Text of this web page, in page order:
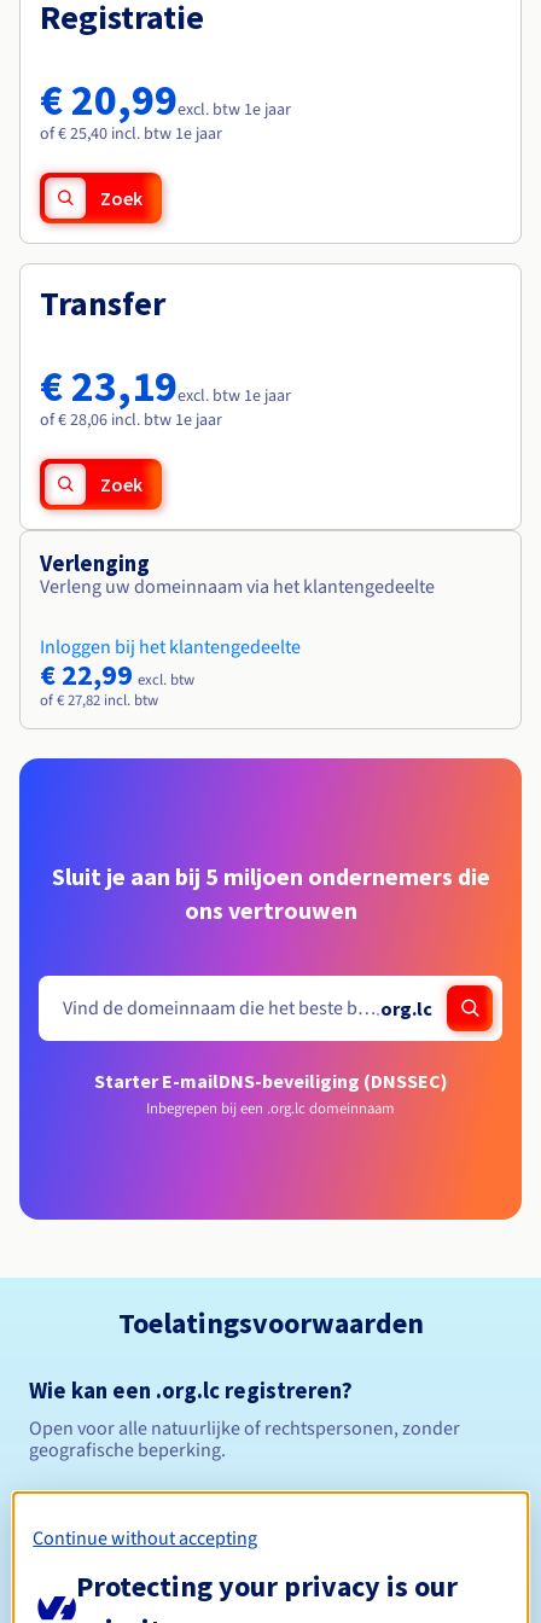
Tarieven
Roadmap & Changelog
Monitoring
Roadmap & Changelog
Roadmap & Changelog
Roadmap & Changelog
Roadmap & Changelog
Registratie
€ 20,99excl. btw 1e jaar
of € 25,40 incl. btw 1e jaar
Zoek
Transfer
€ 23,19excl. btw 1e jaar
of € 28,06 incl. btw 1e jaar
Zoek
Verlenging
Verleng uw domeinnaam via het klantengedeelte
Inloggen bij het klantengedeelte
€ 22,99 excl. btw
of € 27,82 incl. btw
Sluit je aan bij 5 miljoen ondernemers die
ons vertrouwen
.org.lc
Starter E-mailDNS-beveiliging (DNSSEC)
Inbegrepen bij een .org.lc domeinnaam
Toelatingsvoorwaarden
Wie kan een .org.lc registreren?
Open voor alle natuurlijke of rechtspersonen, zonder
geografische beperking.
Beheerregels en meldingen
Continue without accepting
Protecting your privacy is our